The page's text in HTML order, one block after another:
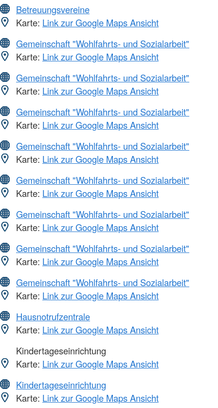
Betreuungsvereine
Karte: Link zur Google Maps Ansicht
Gemeinschaft "Wohlfahrts- und Sozialarbeit"
Karte: Link zur Google Maps Ansicht
Gemeinschaft "Wohlfahrts- und Sozialarbeit"
Karte: Link zur Google Maps Ansicht
Gemeinschaft "Wohlfahrts- und Sozialarbeit"
Karte: Link zur Google Maps Ansicht
Gemeinschaft "Wohlfahrts- und Sozialarbeit"
Karte: Link zur Google Maps Ansicht
Gemeinschaft "Wohlfahrts- und Sozialarbeit"
Karte: Link zur Google Maps Ansicht
Gemeinschaft "Wohlfahrts- und Sozialarbeit"
Karte: Link zur Google Maps Ansicht
Gemeinschaft "Wohlfahrts- und Sozialarbeit"
Karte: Link zur Google Maps Ansicht
Gemeinschaft "Wohlfahrts- und Sozialarbeit"
Karte: Link zur Google Maps Ansicht
Hausnotrufzentrale
Karte: Link zur Google Maps Ansicht
Kindertageseinrichtung
Karte: Link zur Google Maps Ansicht
Kindertageseinrichtung
Karte: Link zur Google Maps Ansicht